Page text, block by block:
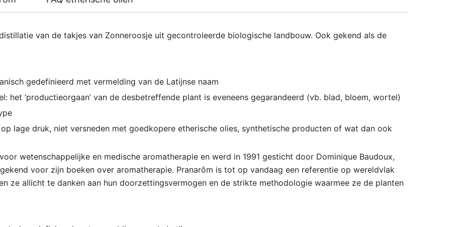
van de takjes van Zonneroosje uit gecontroleerde biologische landbouw. Ook gekend als de
gedefinieerd met vermelding van de Latijnse naam
het ‘productieorgaan’ van de desbetreffende plant is eveneens gegarandeerd (vb. blad, bloem, wortel)
lage druk, niet versneden met goedkopere etherische olies, synthetische producten of wat dan ook
wetenschappelijke en medische aromatherapie en werd in 1991 gesticht door Dominique Baudoux,
voor zijn boeken over aromatherapie. Pranarôm is tot op vandaag een referentie op wereldvlak
ze allicht te danken aan hun doorzettingsvermogen en de strikte methodologie waarmee ze de planten